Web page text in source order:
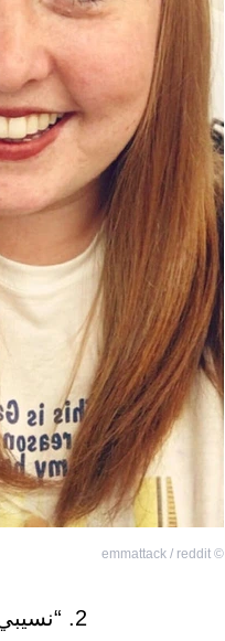
©
emmattack / reddit
2. “نسيبي أنقذ حياتي بتبرّعه لي بإحدى كليتيه هذا الأسبوع”